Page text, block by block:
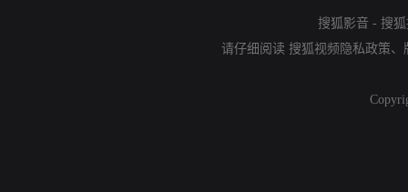
搜狐影音 - 搜
请仔细阅读 搜狐视频隐私政策、